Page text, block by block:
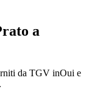
a
da TGV inOui e